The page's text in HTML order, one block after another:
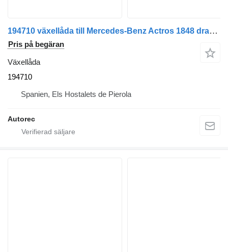
194710 växellåda till Mercedes-Benz Actros 1848 dragbil
Pris på begäran
Växellåda
194710
Spanien, Els Hostalets de Pierola
Autorec